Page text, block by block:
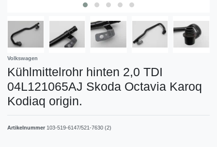
Volkswagen
Kühlmittelrohr hinten 2,0 TDI
04L121065AJ Skoda Octavia Karoq
Kodiaq origin.
Artikelnummer 103-519-6147/521-7630 (2)